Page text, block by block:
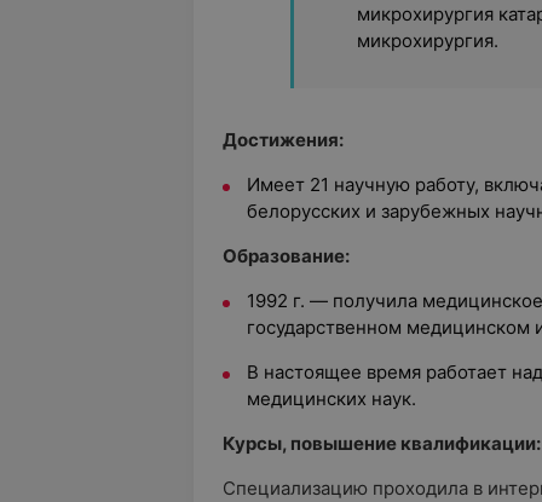
микрохирургия
микрохирургия.
Достижения:
Имеет 21 научную работу,
белорусских и зарубежных
Образование:
1992 г. — получила
государственном медицинском
В настоящее время работает
медицинских наук.
Курсы, повышение квалификации:
Специализацию проходила в